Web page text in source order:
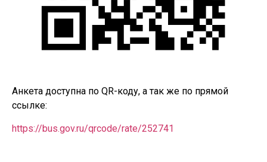
Анкета доступна по QR-коду, а так же по прямой
ссылке:
https://bus.gov.ru/qrcode/rate/252741